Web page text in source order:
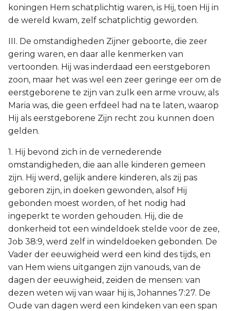
koningen Hem schatplichtig waren, is Hij, toen Hij in
de wereld kwam, zelf schatplichtig geworden.
III. De omstandigheden Zijner geboorte, die zeer
gering waren, en daar alle kenmerken van
vertoonden. Hij was inderdaad een eerstgeboren
zoon, maar het was wel een zeer geringe eer om de
eerstgeborene te zijn van zulk een arme vrouw, als
Maria was, die geen erfdeel had na te laten, waarop
Hij als eerstgeborene Zijn recht zou kunnen doen
gelden.
1. Hij bevond zich in de vernederende
omstandigheden, die aan alle kinderen gemeen
zijn. Hij werd, gelijk andere kinderen, als zij pas
geboren zijn, in doeken gewonden, alsof Hij
gebonden moest worden, of het nodig had
ingeperkt te worden gehouden. Hij, die de
donkerheid tot een windeldoek stelde voor de zee,
Job 38:9, werd zelf in windeldoeken gebonden. De
Vader der eeuwigheid werd een kind des tijds, en
van Hem wiens uitgangen zijn vanouds, van de
dagen der eeuwigheid, zeiden de mensen: van
dezen weten wij van waar hij is, Johannes 7:27. De
Oude van dagen werd een kindeken van een span